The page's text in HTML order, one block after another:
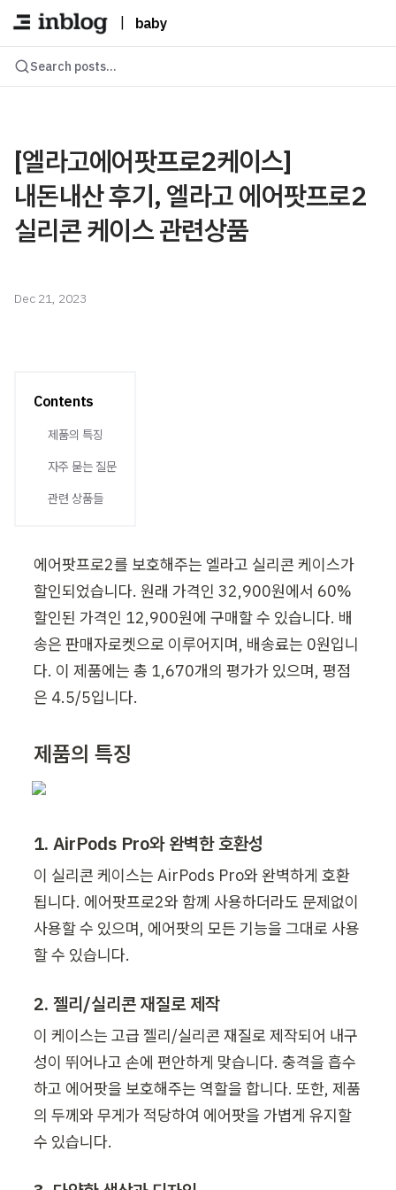
baby
Search posts...
[엘라고에어팟프로2케이스]
내돈내산 후기, 엘라고 에어팟프로2
실리콘 케이스 관련상품
Dec 21, 2023
Contents
제품의 특징
자주 묻는 질문
관련 상품들
에어팟프로2를 보호해주는 엘라고 실리콘 케이스가
할인되었습니다. 원래 가격인 32,900원에서 60%
할인된 가격인 12,900원에 구매할 수 있습니다. 배
송은 판매자로켓으로 이루어지며, 배송료는 0원입니
다. 이 제품에는 총 1,670개의 평가가 있으며, 평점
은 4.5/5입니다.
제품의 특징
1. AirPods Pro와 완벽한 호환성
이 실리콘 케이스는 AirPods Pro와 완벽하게 호환
됩니다. 에어팟프로2와 함께 사용하더라도 문제없이
사용할 수 있으며, 에어팟의 모든 기능을 그대로 사용
할 수 있습니다.
2. 젤리/실리콘 재질로 제작
이 케이스는 고급 젤리/실리콘 재질로 제작되어 내구
성이 뛰어나고 손에 편안하게 맞습니다. 충격을 흡수
하고 에어팟을 보호해주는 역할을 합니다. 또한, 제품
의 두께와 무게가 적당하여 에어팟을 가볍게 유지할
수 있습니다.